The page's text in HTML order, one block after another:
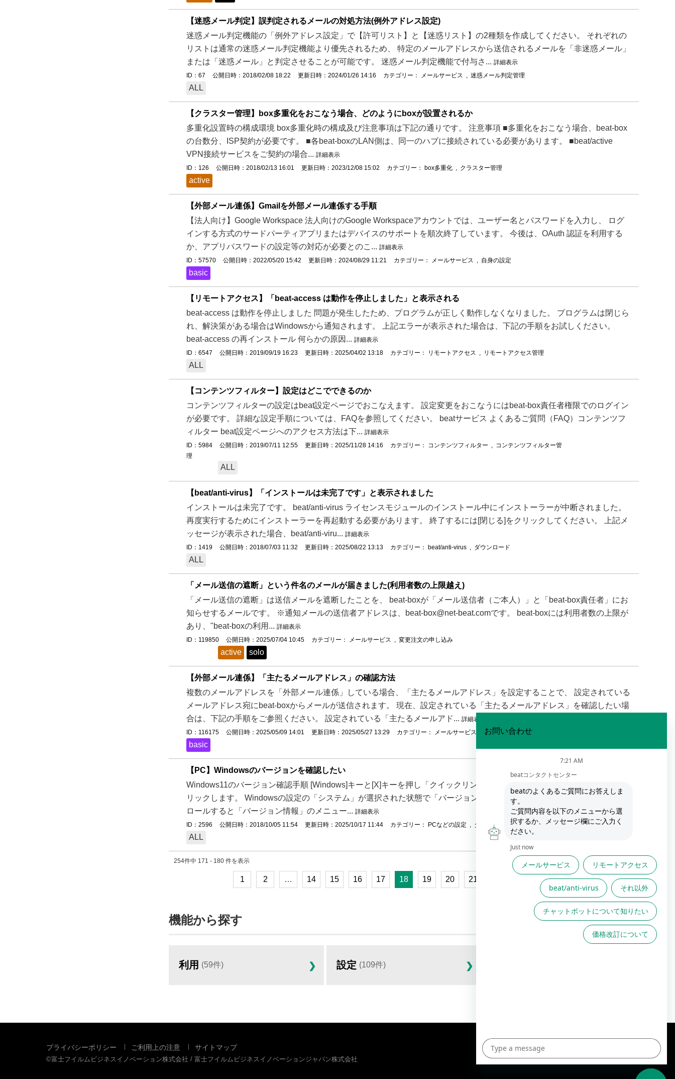
【迷惑メール判定】誤判定されるメールの対処方法(例外アドレス設定)
迷惑メール判定機能の「例外アドレス設定」で【許可リスト】と【迷惑リスト】の2種類を作成してください。 それぞれの
リストは通常の迷惑メール判定機能より優先されるため、 特定のメールアドレスから送信されるメールを「非迷惑メール」
または「迷惑メール」と判定させることが可能です。 迷惑メール判定機能で付与さ... 詳細表示
ID：67
公開日時：2018/02/08 18:22 更新日時：2024/01/26 14:16 カテゴリー： メールサービス , 迷惑メール判定管理
ALL
【クラスター管理】box多重化をおこなう場合、どのようにboxが設置されるか
多重化設置時の構成環境 box多重化時の構成及び注意事項は下記の通りです。 注意事項 ■多重化をおこなう場合、beat-box
の台数分、ISP契約が必要です。 ■各beat-boxのLAN側は、同一のハブに接続されている必要があります。 ■beat/active
VPN接続サービスをご契約の場合... 詳細表示
ID：126
公開日時：2018/02/13 16:01 更新日時：2023/12/08 15:02 カテゴリー： box多重化 , クラスター管理
active
【外部メール連係】Gmailを外部メール連係する手順
【法人向け】Google Workspace 法人向けのGoogle Workspaceアカウントでは、ユーザー名とパスワードを入力し、 ログ
インする方式のサードパーティアプリまたはデバイスのサポートを順次終了しています。 今後は、OAuth 認証を利用する
か、アプリパスワードの設定等の対応が必要とのこ... 詳細表示
ID：57570
公開日時：2022/05/20 15:42 更新日時：2024/08/29 11:21 カテゴリー： メールサービス , 自身の設定
basic
【リモートアクセス】「beat-access は動作を停止しました」と表示される
beat-access は動作を停止しました 問題が発生したため、プログラムが正しく動作しなくなりました。 プログラムは閉じら
れ、解決策がある場合はWindowsから通知されます。 上記エラーが表示された場合は、下記の手順をお試しください。
beat-access の再インストール 何らかの原因... 詳細表示
ID：6547
公開日時：2019/09/19 16:23 更新日時：2025/04/02 13:18 カテゴリー： リモートアクセス , リモートアクセス管理
ALL
【コンテンツフィルター】設定はどこでできるのか
コンテンツフィルターの設定はbeat設定ページでおこなえます。 設定変更をおこなうにはbeat-box責任者権限でのログイン
が必要です。 詳細な設定手順については、FAQを参照してください。 beatサービス よくあるご質問（FAQ）コンテンツフ
ィルター beat設定ページへのアクセス方法は下... 詳細表示
ID：5984
公開日時：2019/07/11 12:55 更新日時：2025/11/28 14:16 カテゴリー： コンテンツフィルター , コンテンツフィルター管
理
ALL
【beat/anti-virus】「インストールは未完了です」と表示されました
インストールは未完了です。 beat/anti-virus ライセンスモジュールのインストール中にインストーラーが中断されました。
再度実行するためにインストーラーを再起動する必要があります。 終了するには[閉じる]をクリックしてください。 上記メ
ッセージが表示された場合、beat/anti-viru... 詳細表示
ID：1419
公開日時：2018/07/03 11:32 更新日時：2025/08/22 13:13 カテゴリー： beat/anti-virus , ダウンロード
ALL
「メール送信の遮断」という件名のメールが届きました(利用者数の上限越え)
「メール送信の遮断」は送信メールを遮断したことを、 beat-boxが「メール送信者（ご本人）」と「beat-box責任者」にお
知らせするメールです。 ※通知メールの送信者アドレスは、beat-box@net-beat.comです。 beat-boxには利用者数の上限が
あり、"beat-boxの利用... 詳細表示
ID：119850
公開日時：2025/07/04 10:45 カテゴリー： メールサービス , 変更注文の申し込み
active solo
【外部メール連係】「主たるメールアドレス」の確認方法
複数のメールアドレスを「外部メール連係」している場合、「主たるメールアドレス」を設定することで、 設定されている
メールアドレス宛にbeat-boxからメールが送信されます。 現在、設定されている「主たるメールアドレス」を確認したい場
合は、下記の手順をご参照ください。 設定されている「主たるメールアド... 詳細表示
ID：116175
公開日時：2025/05/09 14:01 更新日時：2025/05/27 13:29 カテゴリー： メールサービス 自身の設定
basic
【PC】Windowsのバージョンを確認したい
Windows11のバージョン確認手順 [Windows]キーと[X]キーを押し「クイックリンクメニュー」を開きます。 「設定」をク
リックします。 Windowsの設定の「システム」が選択された状態で「バージョン情報」を選択します。 ※画面を下にスク
ロールすると「バージョン情報」のメニュー... 詳細表示
ID：2596
公開日時：2018/10/05 11:54 更新日時：2025/10/17 11:44 カテゴリー： PCなどの設定 , ダウンロード
ALL
254件中 171 - 180 件を表示
1 2 … 14 15 16 17 18 19 20 21 25 26
機能から探す
利用 (59件) 設定 (109件)
プライバシーポリシー ご利用上の注意 サイトマップ
©富士フイルムビジネスイノベーション株式会社 / 富士フイルムビジネスイノベーションジャパン株式会社